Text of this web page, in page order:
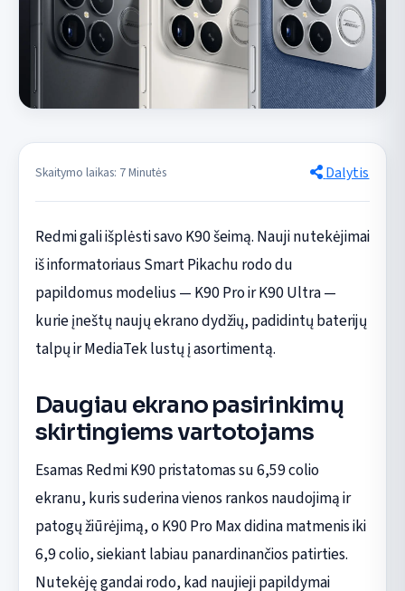
Skaitymo laikas: 7 Minutės Dalytis
Redmi gali išplėsti savo K90 šeimą. Nauji nutekėjimai
iš informatoriaus Smart Pikachu rodo du
papildomus modelius — K90 Pro ir K90 Ultra —
kurie įneštų naujų ekrano dydžių, padidintų baterijų
talpų ir MediaTek lustų į asortimentą.
Daugiau ekrano pasirinkimų
skirtingiems vartotojams
Esamas Redmi K90 pristatomas su 6,59 colio
ekranu, kuris suderina vienos rankos naudojimą ir
patogų žiūrėjimą, o K90 Pro Max didina matmenis iki
6,9 colio, siekiant labiau panardinančios patirties.
Nutekėję gandai rodo, kad naujieji papildymai